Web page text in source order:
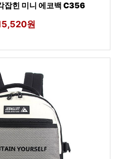
잡힌 미니 에코백 C356
원